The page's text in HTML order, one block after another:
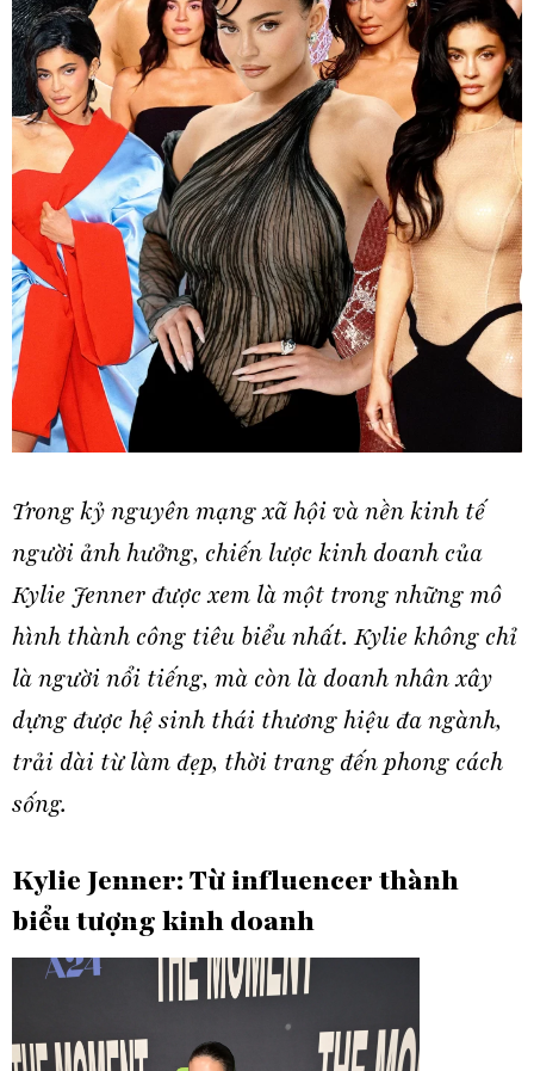
Trong kỷ nguyên mạng xã hội và nền kinh tế
người ảnh hưởng, chiến lược kinh doanh của
Kylie Jenner được xem là một trong những mô
hình thành công tiêu biểu nhất. Kylie không chỉ
là người nổi tiếng, mà còn là doanh nhân xây
dựng được hệ sinh thái thương hiệu đa ngành,
trải dài từ làm đẹp, thời trang đến phong cách
sống.
Kylie Jenner: Từ influencer thành
biểu tượng kinh doanh